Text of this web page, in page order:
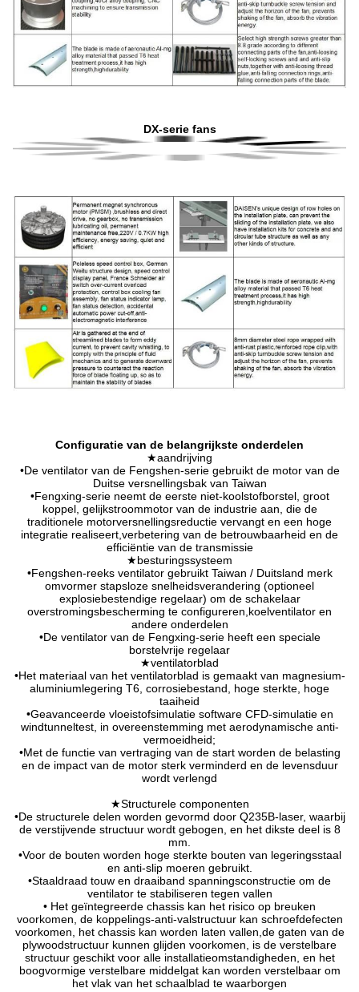
DX-serie fans
Configuratie van de belangrijkste onderdelen
★aandrijving
•De ventilator van de Fengshen-serie gebruikt de motor van de
Duitse versnellingsbak van Taiwan
•Fengxing-serie neemt de eerste niet-koolstofborstel, groot
koppel, gelijkstroommotor van de industrie aan, die de
traditionele motorversnellingsreductie vervangt en een hoge
integratie realiseert,verbetering van de betrouwbaarheid en de
efficiëntie van de transmissie
★besturingssysteem
•Fengshen-reeks ventilator gebruikt Taiwan / Duitsland merk
omvormer stapsloze snelheidsverandering (optioneel
explosiebestendige regelaar) om de schakelaar
overstromingsbescherming te configureren,koelventilator en
andere onderdelen
•De ventilator van de Fengxing-serie heeft een speciale
borstelvrije regelaar
★ventilatorblad
•Het materiaal van het ventilatorblad is gemaakt van magnesium-
aluminiumlegering T6, corrosiebestand, hoge sterkte, hoge
taaiheid
•Geavanceerde vloeistofsimulatie software CFD-simulatie en
windtunneltest, in overeenstemming met aerodynamische anti-
vermoeidheid;
•Met de functie van vertraging van de start worden de belasting
en de impact van de motor sterk verminderd en de levensduur
wordt verlengd
★Structurele componenten
•De structurele delen worden gevormd door Q235B-laser, waarbij
de verstijvende structuur wordt gebogen, en het dikste deel is 8
mm.
•Voor de bouten worden hoge sterkte bouten van legeringsstaal
en anti-slip moeren gebruikt.
•Staaldraad touw en draaiband spanningsconstructie om de
ventilator te stabiliseren tegen vallen
• Het geïntegreerde chassis kan het risico op breuken
voorkomen, de koppelings-anti-valstructuur kan schroefdefecten
voorkomen, het chassis kan worden laten vallen,de gaten van de
plywoodstructuur kunnen glijden voorkomen, is de verstelbare
structuur geschikt voor alle installatieomstandigheden, en het
boogvormige verstelbare middelgat kan worden verstelbaar om
het vlak van het schaalblad te waarborgen